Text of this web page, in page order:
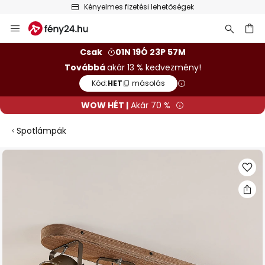
Kényelmes fizetési lehetőségek
Ugrás
a
Csak
01N 19Ó 23P 57M
Továbbáakár 13 % kedvezmény!
Kód:HET másolás
WOW HÉT | Akár 70 %
Spotlámpák
Ugrás